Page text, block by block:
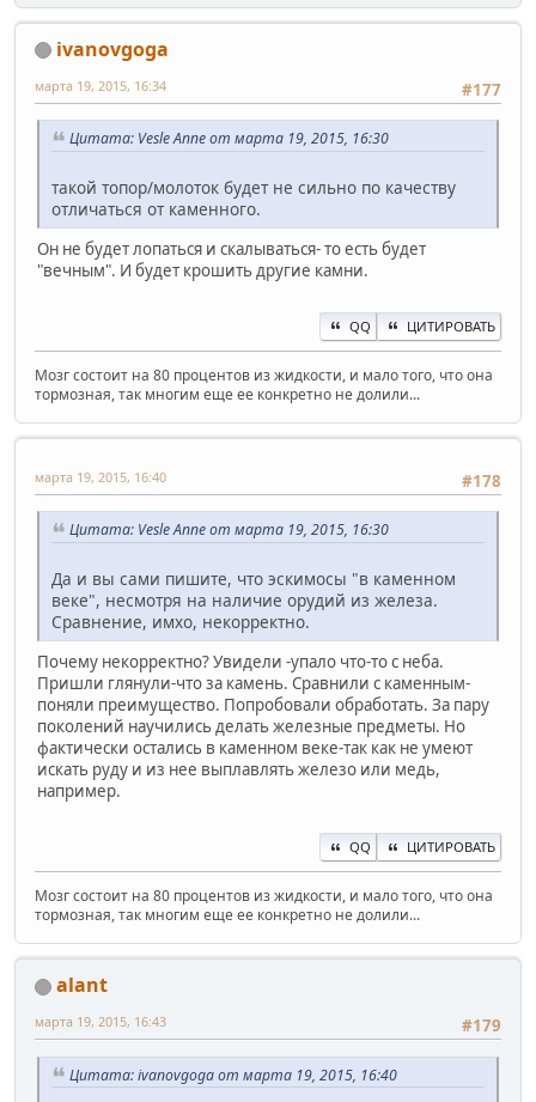
ivanovgoga
#177
марта 19, 2015, 16:34
Цитата: Vesle Anne от марта 19, 2015, 16:30
такой топор/молоток будет не сильно по качеству
отличаться от каменного.
Он не будет лопаться и скалываться- то есть будет
"вечным". И будет крошить другие камни.
QQ ЦИТИРОВАТЬ
Мозг состоит на 80 процентов из жидкости, и мало того, что она
тормозная, так многим еще ее конкретно не долили...
#178
марта 19, 2015, 16:40
Цитата: Vesle Anne от марта 19, 2015, 16:30
Да и вы сами пишите, что эскимосы "в каменном
веке", несмотря на наличие орудий из железа.
Сравнение, имхо, некорректно.
Почему некорректно? Увидели -упало что-то с неба.
Пришли глянули-что за камень. Сравнили с каменным-
поняли преимущество. Попробовали обработать. За пару
поколений научились делать железные предметы. Но
фактически остались в каменном веке-так как не умеют
искать руду и из нее выплавлять железо или медь,
например.
QQ ЦИТИРОВАТЬ
Мозг состоит на 80 процентов из жидкости, и мало того, что она
тормозная, так многим еще ее конкретно не долили...
alant
#179
марта 19, 2015, 16:43
Цитата: ivanovgoga от марта 19, 2015, 16:40